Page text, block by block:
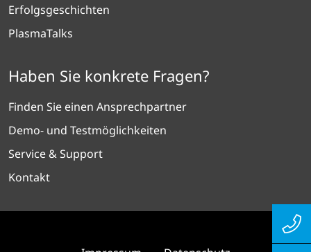
Erfolgsgeschichten
PlasmaTalks
Haben Sie konkrete Fragen?
Finden Sie einen Ansprechpartner
Demo- und Testmöglichkeiten
Service & Support
Kontakt